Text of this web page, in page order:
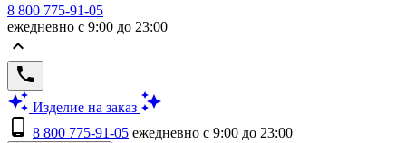
8 800 775-91-05
ежедневно с 9:00 до 23:00
keyboard_arrow_up
phone
auto_awesome Изделие на заказ auto_awesome
phone_android 8 800 775-91-05 ежедневно с 9:00 до 23:00